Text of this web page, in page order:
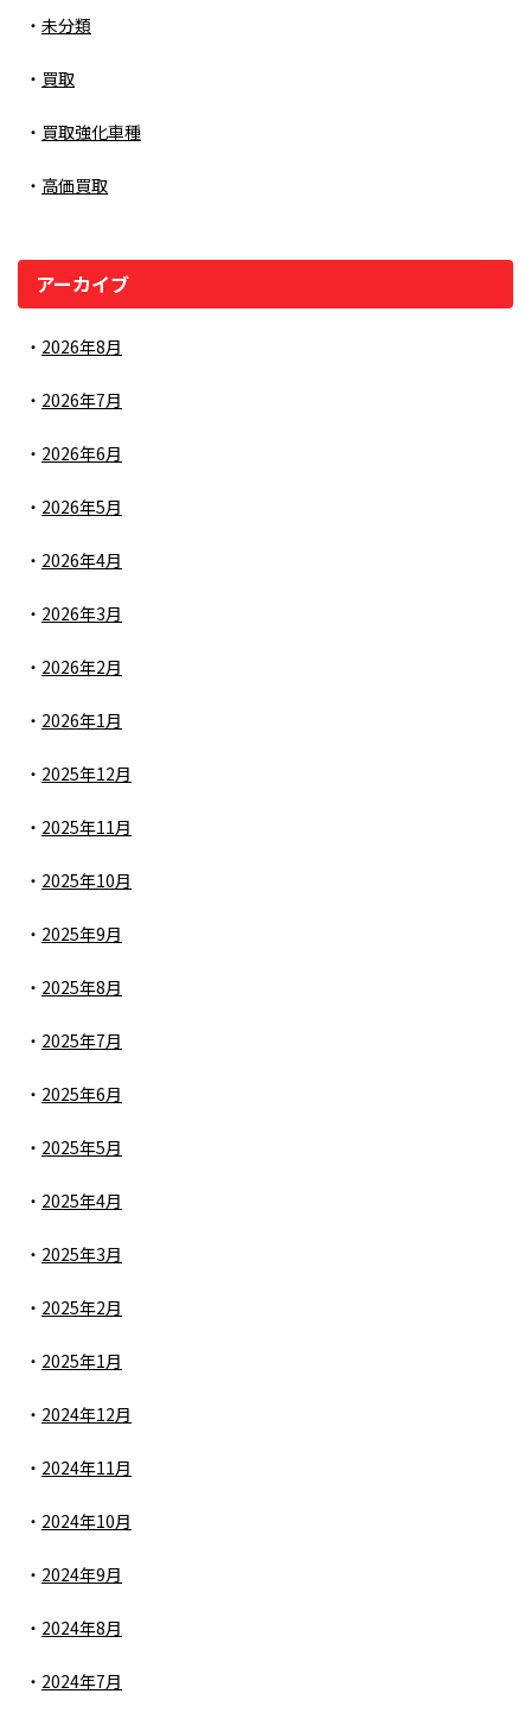
未分類
買取
買取強化車種
高価買取
アーカイブ
2026年8月
2026年7月
2026年6月
2026年5月
2026年4月
2026年3月
2026年2月
2026年1月
2025年12月
2025年11月
2025年10月
2025年9月
2025年8月
2025年7月
2025年6月
2025年5月
2025年4月
2025年3月
2025年2月
2025年1月
2024年12月
2024年11月
2024年10月
2024年9月
2024年8月
2024年7月